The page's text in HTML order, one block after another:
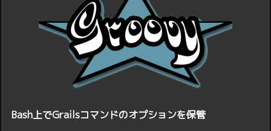
Bash上でGrailsコマンドのオプションを保管